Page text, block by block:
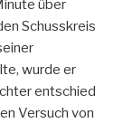
über
Schusskreis
wurde er
entschied
Versuch von